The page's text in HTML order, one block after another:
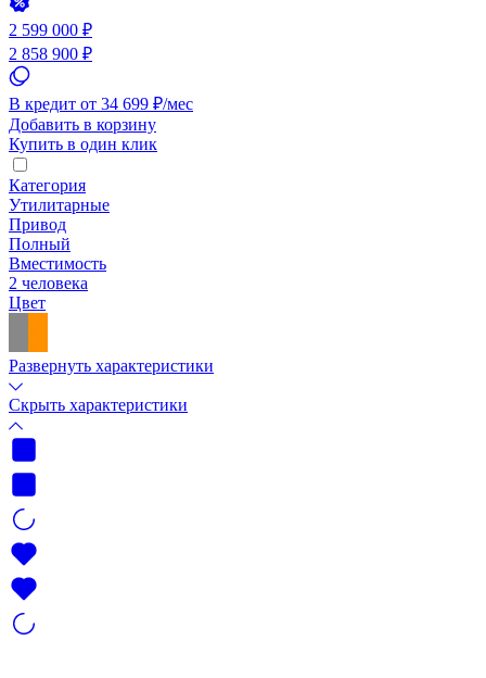
2 599 000 ₽
2 858 900 ₽
В кредит от 34 699 ₽/мес
Добавить в корзину
Купить в один клик
Категория
Утилитарные
Привод
Полный
Вместимость
2 человека
Цвет
Развернуть характеристики
Скрыть характеристики